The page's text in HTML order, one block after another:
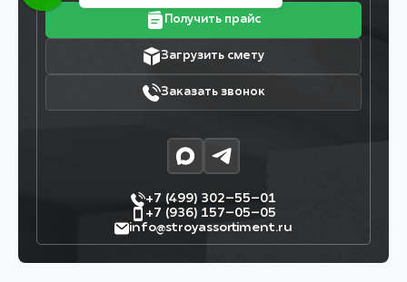
Получить прайс
Загрузить смету
Заказать звонок
+7 (499) 302–55–01
+7 (936) 157–05–05
info@stroyassortiment.ru